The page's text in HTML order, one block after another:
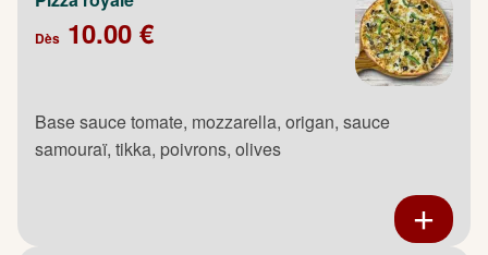
Dès 10.00 €
Base sauce tomate, mozzarella, origan, sauce
samouraï, tikka, poivrons, olives